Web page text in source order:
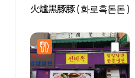
火爐黒豚豚 ( 화로흑돈돈 )